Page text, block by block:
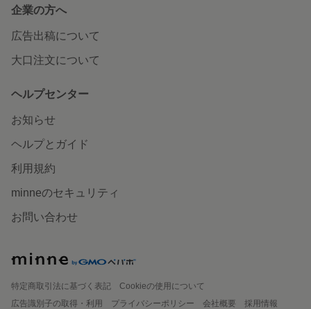
企業の方へ
広告出稿について
大口注文について
ヘルプセンター
お知らせ
ヘルプとガイド
利用規約
minneのセキュリティ
お問い合わせ
特定商取引法に基づく表記
Cookieの使用について
広告識別子の取得・利用
プライバシーポリシー 会社概要
採用情報